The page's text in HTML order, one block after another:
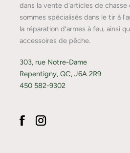
dans la vente d'articles de
sommes spécialisés dans le tir à
la réparation d'armes à feu, ainsi
accessoires de pêche.
303, rue Notre-Dame
Repentigny, QC, J6A 2R9
450 582-9302